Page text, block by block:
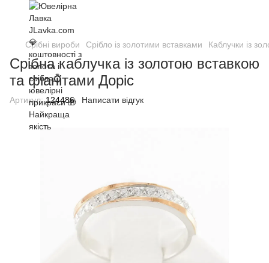
Срібні вироби Срібло із золотими вставками Каблучки із
Срібна каблучка із золотою вставкою
та фіанітами Доріс
Артикул:124486 Написати відгук